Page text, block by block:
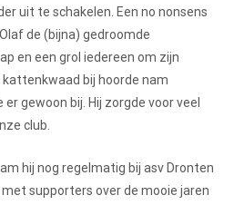
uit te schakelen. Een no nonsens
de (bijna) gedroomde
en een grol iedereen om zijn
bij hoorde nam
gewoon bij. Hij zorgde voor veel
club.
hij nog regelmatig bij asv Dronten
supporters over de mooie jaren